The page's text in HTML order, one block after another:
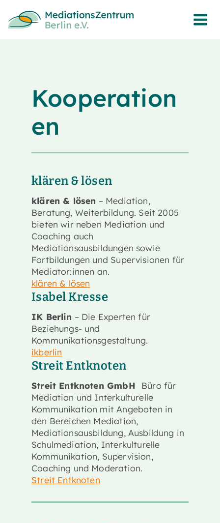
Inhalt
springen
Kooperation
en
klären & lösen
klären & lösen – Mediation,
Beratung, Weiterbildung. Seit 2005
bieten wir neben Mediation und
Coaching auch
Mediationsausbildungen sowie
Fortbildungen und Supervisionen für
Mediator:innen an.
klären & lösen
Isabel Kresse
IK Berlin – Die Experten für
Beziehungs- und
Kommunikationsgestaltung.
ikberlin
Streit Entknoten
Streit Entknoten GmbH Büro für
Mediation und Interkulturelle
Kommunikation mit Angeboten in
den Bereichen Mediation,
Mediationsausbildung, Ausbildung in
Schulmediation, Interkulturelle
Kommunikation, Supervision,
Coaching und Moderation.
Streit Entknoten